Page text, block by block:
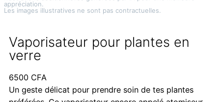
appréciation.
Les images illustratives ne sont pas contractuelles.
Vaporisateur pour plantes en
verre
6500 CFA
Un geste délicat pour prendre soin de tes plantes